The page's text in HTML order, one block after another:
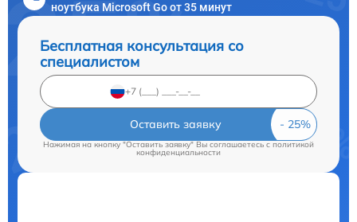
ноутбука Microsoft Go от 35 минут
Бесплатная консультация со
специалистом
Оставить заявку
Нажимая на кнопку "Оставить заявку" Вы соглашаетесь cполитикой
конфиденциальности